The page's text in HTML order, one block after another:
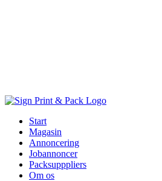
Start
Magasin
Annoncering
Jobannoncer
Packsupppliers
Om os